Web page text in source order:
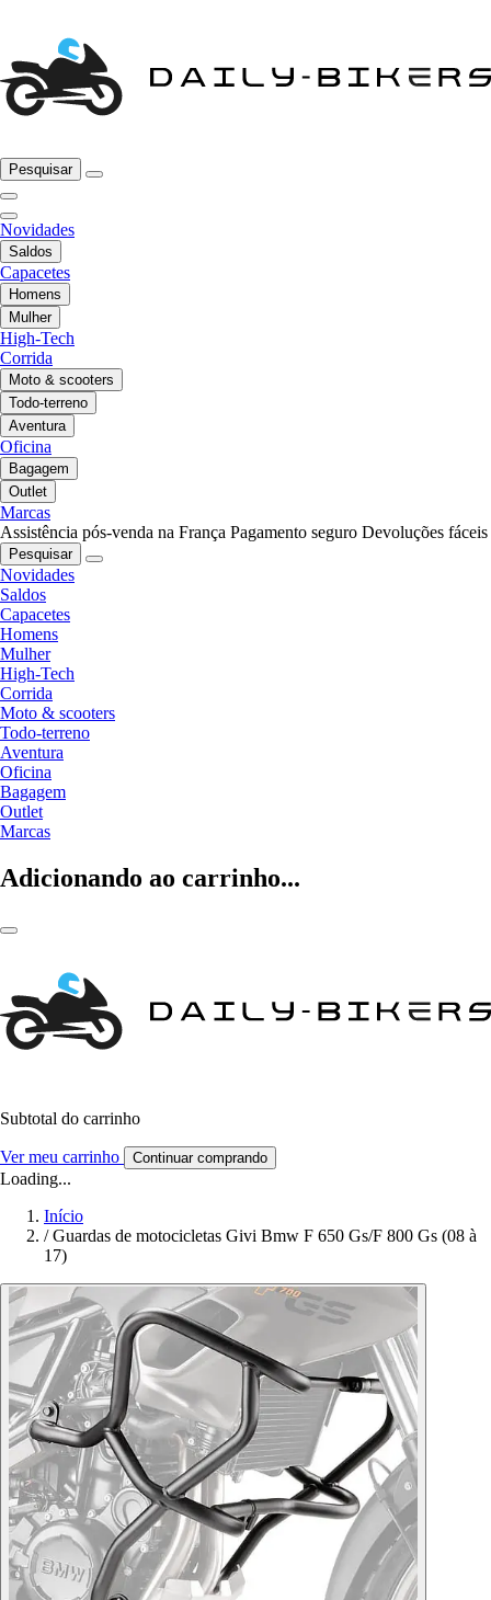
Pesquisar
Novidades
Saldos
Capacetes
Homens
Mulher
High-Tech
Corrida
Moto & scooters
Todo-terreno
Aventura
Oficina
Bagagem
Outlet
Marcas
Assistência pós-venda na França Pagamento seguro Devoluções fáceis
Pesquisar
Novidades
Saldos
Capacetes
Homens
Mulher
High-Tech
Corrida
Moto & scooters
Todo-terreno
Aventura
Oficina
Bagagem
Outlet
Marcas
Adicionando ao carrinho...
Subtotal do carrinho
Ver meu carrinho Continuar comprando
Loading...
Início
/ Guardas de motocicletas Givi Bmw F 650 Gs/F 800 Gs (08 à
17)